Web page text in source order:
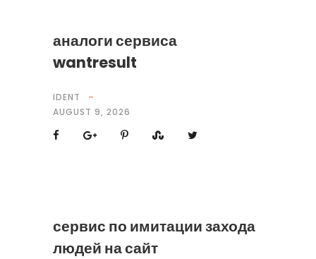
аналоги сервиса
wantresult
IDENT
AUGUST 9, 2026
сервис по имитации захода
людей на сайт